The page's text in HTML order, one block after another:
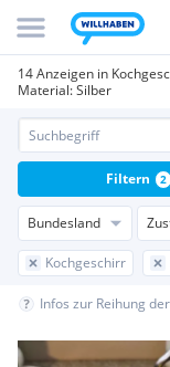
14 Anzeigen in
Material: Silber
Bundesland
Kochgeschirr
Filtern 2
Infos zur Reihung